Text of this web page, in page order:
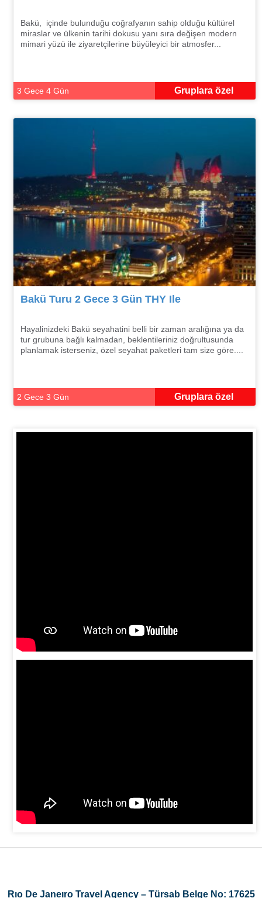
Bakü, içinde bulunduğu coğrafyanın sahip olduğu kültürel
miraslar ve ülkenin tarihi dokusu yanı sıra değişen modern
mimari yüzü ile ziyaretçilerine büyüleyici bir atmosfer...
3 Gece 4 Gün Gruplara özel
Bakü Turu 2 Gece 3 Gün THY Ile
Hayalinizdeki Bakü seyahatini belli bir zaman aralığına ya da
tur grubuna bağlı kalmadan, beklentileriniz doğrultusunda
planlamak isterseniz, özel seyahat paketleri tam size göre....
2 Gece 3 Gün Gruplara özel
Rıo De Janeıro Travel Agency – Türsab Belge No: 17625